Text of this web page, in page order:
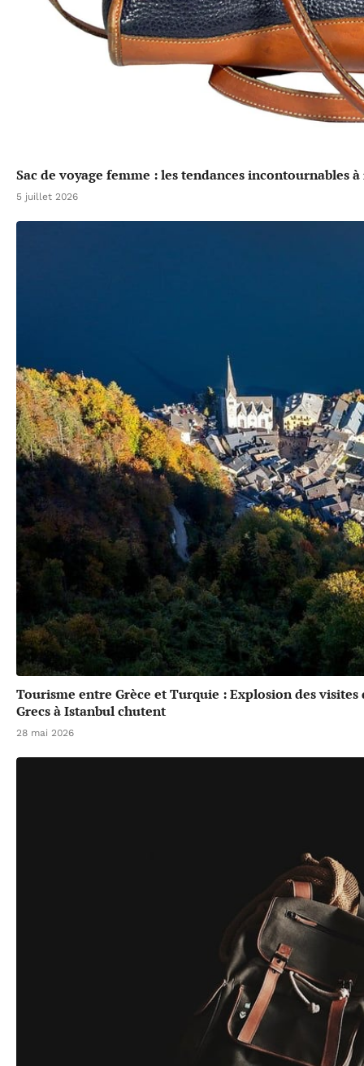
Sac de voyage femme : les tendances incontournables
5 juillet 2026
Tourisme entre Grèce et Turquie : Explosion des
Grecs à Istanbul chutent
28 mai 2026